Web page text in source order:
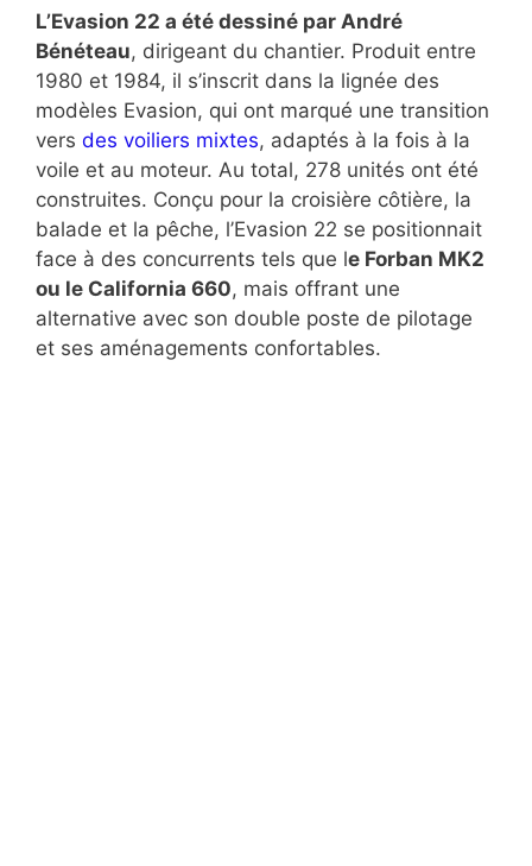
L’Evasion 22 a été dessiné par André
Bénéteau, dirigeant du chantier. Produit entre
1980 et 1984, il s’inscrit dans la lignée des
modèles Evasion, qui ont marqué une transition
vers des voiliers mixtes, adaptés à la fois à la
voile et au moteur. Au total, 278 unités ont été
construites. Conçu pour la croisière côtière, la
balade et la pêche, l’Evasion 22 se positionnait
face à des concurrents tels que le Forban MK2
ou le California 660, mais offrant une
alternative avec son double poste de pilotage
et ses aménagements confortables.